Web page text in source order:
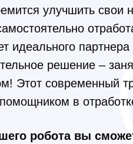
улучшить свои
идеального партнера
решение –
Этот современный
в
робота вы